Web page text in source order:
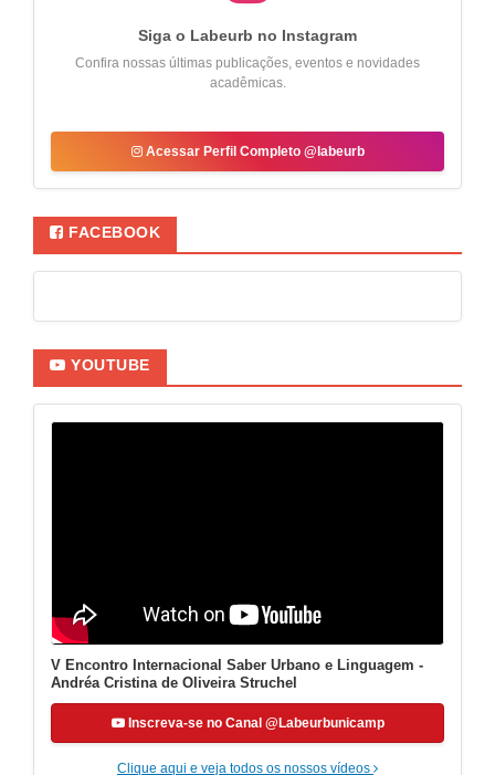
Siga o Labeurb no Instagram
Confira nossas últimas publicações, eventos e novidades
acadêmicas.
Acessar Perfil Completo @labeurb
FACEBOOK
YOUTUBE
V Encontro Internacional Saber Urbano e Linguagem -
Andréa Cristina de Oliveira Struchel
Inscreva-se no Canal @Labeurbunicamp
Clique aqui e veja todos os nossos vídeos